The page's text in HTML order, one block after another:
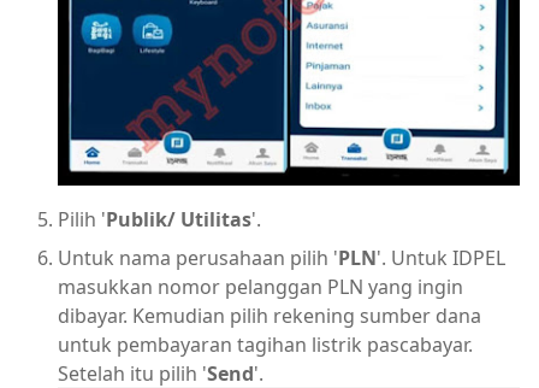
Pilih 'Publik/ Utilitas'.
Untuk nama perusahaan pilih 'PLN'. Untuk IDPEL
masukkan nomor pelanggan PLN yang ingin
dibayar. Kemudian pilih rekening sumber dana
untuk pembayaran tagihan listrik pascabayar.
Setelah itu pilih 'Send'.